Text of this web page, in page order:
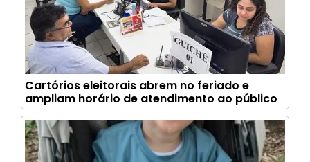
Cartórios eleitorais abrem no feriado e
ampliam horário de atendimento ao público